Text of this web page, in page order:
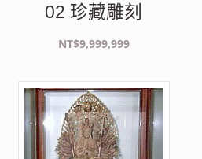
02 珍藏雕刻
NT$9,999,999